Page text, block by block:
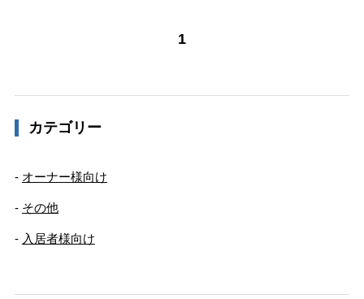
1
カテゴリー
オーナー様向け
その他
入居者様向け